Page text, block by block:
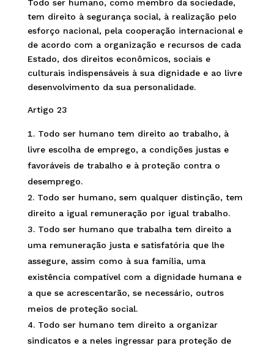
Todo ser humano, como membro da sociedade,
tem direito à segurança social, à realização pelo
esforço nacional, pela cooperação internacional e
de acordo com a organização e recursos de cada
Estado, dos direitos econômicos, sociais e
culturais indispensáveis à sua dignidade e ao livre
desenvolvimento da sua personalidade.
Artigo 23
Todo ser humano tem direito ao trabalho, à
livre escolha de emprego, a condições justas e
favoráveis de trabalho e à proteção contra o
desemprego.
Todo ser humano, sem qualquer distinção, tem
direito a igual remuneração por igual trabalho.
Todo ser humano que trabalha tem direito a
uma remuneração justa e satisfatória que lhe
assegure, assim como à sua família, uma
existência compatível com a dignidade humana e
a que se acrescentarão, se necessário, outros
meios de proteção social.
Todo ser humano tem direito a organizar
sindicatos e a neles ingressar para proteção de